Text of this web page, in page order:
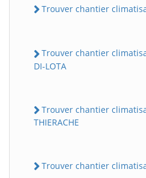
Trouver chantier
Trouver chantier
DI-LOTA
Trouver chantier
THIERACHE
Trouver chantier